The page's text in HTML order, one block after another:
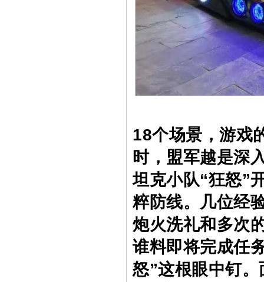
18个场景，游戏
时，盟军越是深
坦克小队“狂怒”
粹防线。几位经
炮火洗礼和多次
谁料即将完成任
怒”这根眼中钉